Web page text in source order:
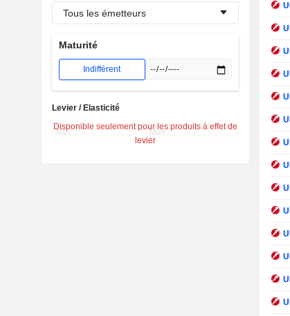
Tous les émetteurs
Maturité
Indifférent
Disponible seulement pour les produits à effet de
levier
Levier / Elasticité